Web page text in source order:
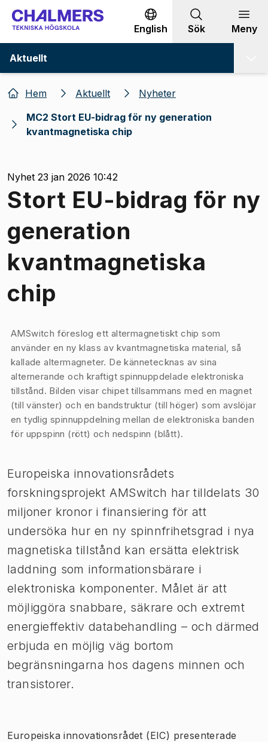
Gå till innehållet
English Sök Meny
Aktuellt
Hem Aktuellt
Nyheter
MC2 Stort EU-bidrag för ny generation
kvantmagnetiska chip
Nyhet 23 jan 2026 10:42
Stort EU-bidrag för ny
generation
kvantmagnetiska
chip
Bild 1 av 1
AMSwitch föreslog ett altermagnetiskt chip som
använder en ny klass av kvantmagnetiska material, så
kallade altermagneter. De kännetecknas av sina
alternerande och kraftigt spinnuppdelade elektroniska
tillstånd. Bilden visar chipet tillsammans med en magnet
(till vänster) och en bandstruktur (till höger) som avslöjar
en tydlig spinnuppdelning mellan de elektroniska banden
för uppspinn (rött) och nedspinn (blått).
Europeiska innovationsrådets
forskningsprojekt AMSwitch har tilldelats 30
miljoner kronor i finansiering för att
undersöka hur en ny spinnfrihetsgrad i nya
magnetiska tillstånd kan ersätta elektrisk
laddning som informationsbärare i
elektroniska komponenter. Målet är att
möjliggöra snabbare, säkrare och extremt
energieffektiv databehandling – och därmed
erbjuda en möjlig väg bortom
begränsningarna hos dagens minnen och
transistorer.
Europeiska innovationsrådet (EIC) presenterade